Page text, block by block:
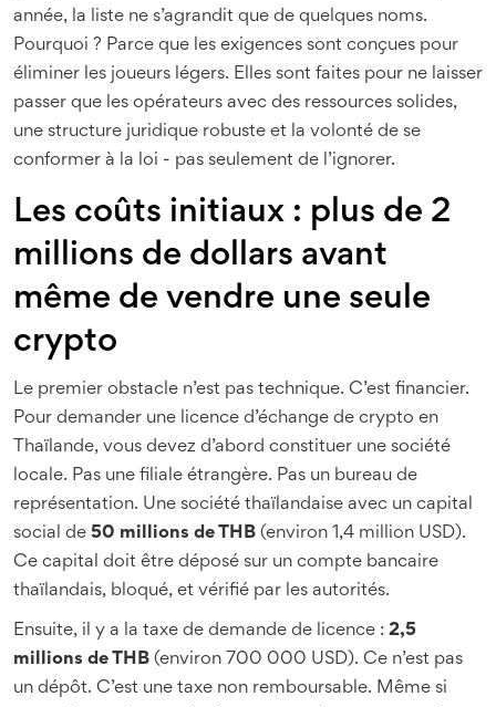
année, la liste ne s’agrandit que de quelques noms.
Pourquoi ? Parce que les exigences sont conçues pour
éliminer les joueurs légers. Elles sont faites pour ne laisser
passer que les opérateurs avec des ressources solides,
une structure juridique robuste et la volonté de se
conformer à la loi - pas seulement de l’ignorer.
Les coûts initiaux : plus de 2
millions de dollars avant
même de vendre une seule
crypto
Le premier obstacle n’est pas technique. C’est financier.
Pour demander une licence d’échange de crypto en
Thaïlande, vous devez d’abord constituer une société
locale. Pas une filiale étrangère. Pas un bureau de
représentation. Une société thaïlandaise avec un capital
social de 50 millions de THB (environ 1,4 million USD).
Ce capital doit être déposé sur un compte bancaire
thaïlandais, bloqué, et vérifié par les autorités.
Ensuite, il y a la taxe de demande de licence : 2,5
millions de THB (environ 700 000 USD). Ce n’est pas
un dépôt. C’est une taxe non remboursable. Même si